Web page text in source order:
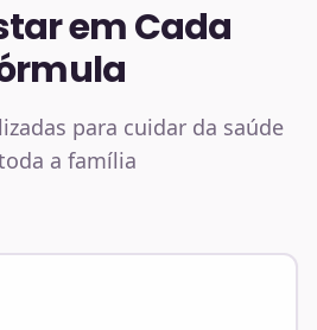
em Cada
para cuidar da saúde
a família